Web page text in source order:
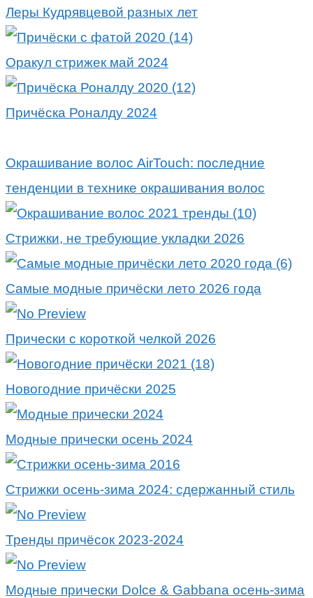
Леры Кудрявцевой разных лет
Оракул стрижек май 2024
Причёска Роналду 2024
Окрашивание волос AirTouch: последние
тенденции в технике окрашивания волос
Стрижки, не требующие укладки 2026
Самые модные причёски лето 2026 года
Прически с короткой челкой 2026
Новогодние причёски 2025
Модные прически осень 2024
Стрижки осень-зима 2024: сдержанный стиль
Тренды причёсок 2023-2024
Модные прически Dolce & Gabbana осень-зима